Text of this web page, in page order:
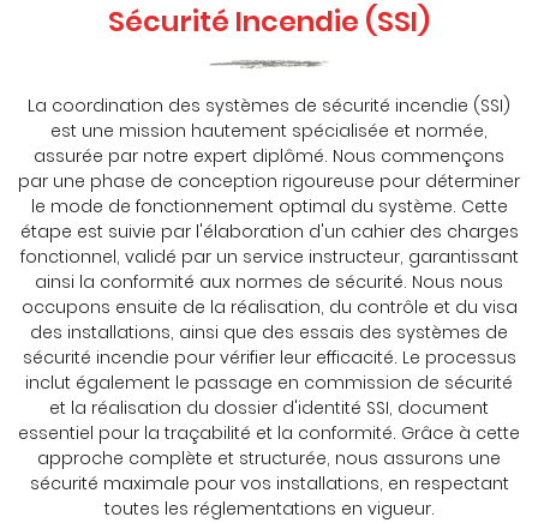
Sécurité Incendie (SSI)
La coordination des systèmes de sécurité incendie (SSI)
est une mission hautement spécialisée et normée,
assurée par notre expert diplômé. Nous commençons
par une phase de conception rigoureuse pour déterminer
le mode de fonctionnement optimal du système. Cette
étape est suivie par l'élaboration d'un cahier des charges
fonctionnel, validé par un service instructeur, garantissant
ainsi la conformité aux normes de sécurité. Nous nous
occupons ensuite de la réalisation, du contrôle et du visa
des installations, ainsi que des essais des systèmes de
sécurité incendie pour vérifier leur efficacité. Le processus
inclut également le passage en commission de sécurité
et la réalisation du dossier d'identité SSI, document
essentiel pour la traçabilité et la conformité. Grâce à cette
approche complète et structurée, nous assurons une
sécurité maximale pour vos installations, en respectant
toutes les réglementations en vigueur.